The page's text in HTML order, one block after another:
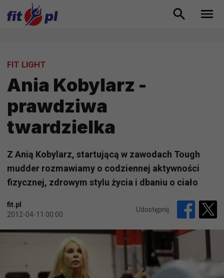
FIT LIGHT
Ania Kobylarz -
prawdziwa
twardzielka
Z Anią Kobylarz, startującą w zawodach Tough
mudder rozmawiamy o codziennej aktywności
fizycznej, zdrowym stylu życia i dbaniu o ciało
fit.pl
2012-04-11 00:00
Udostępnij